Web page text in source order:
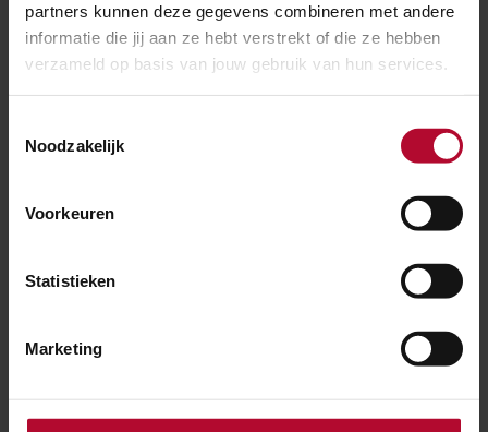
partners kunnen deze gegevens combineren met andere
informatie die jij aan ze hebt verstrekt of die ze hebben
verzameld op basis van jouw gebruik van hun services.
Noodzakelijk
Voorkeuren
Statistieken
Marketing
alsnog door
8 april 2020